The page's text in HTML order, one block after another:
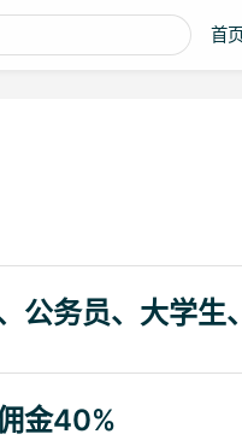
首
公务员、大学生
金40%